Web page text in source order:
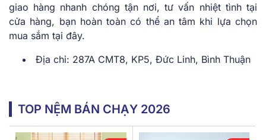
giao hàng nhanh chóng tận nơi, tư vấn nhiệt tình tại
cửa hàng, bạn hoàn toàn có thể an tâm khi lựa chọn
mua sắm tại đây.
Địa chỉ: 287A CMT8, KP5, Đức Linh, Bình Thuận
TOP NỆM BÁN CHẠY 2026